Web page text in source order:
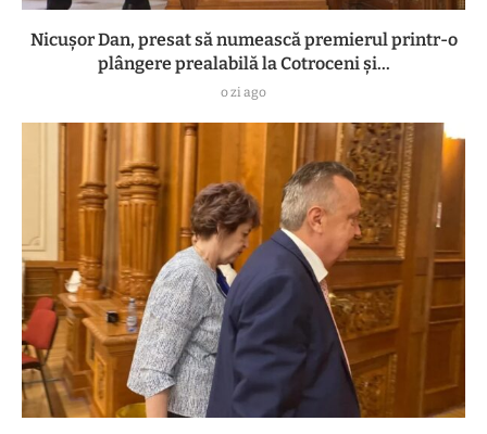
Nicușor Dan, presat să numească premierul printr-o
plângere prealabilă la Cotroceni și...
o zi ago